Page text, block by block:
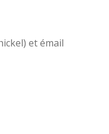
et émail